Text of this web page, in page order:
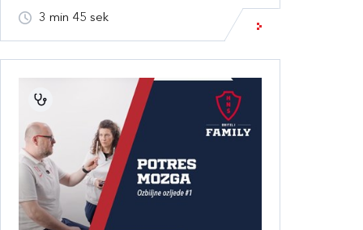
3 min 45 sek